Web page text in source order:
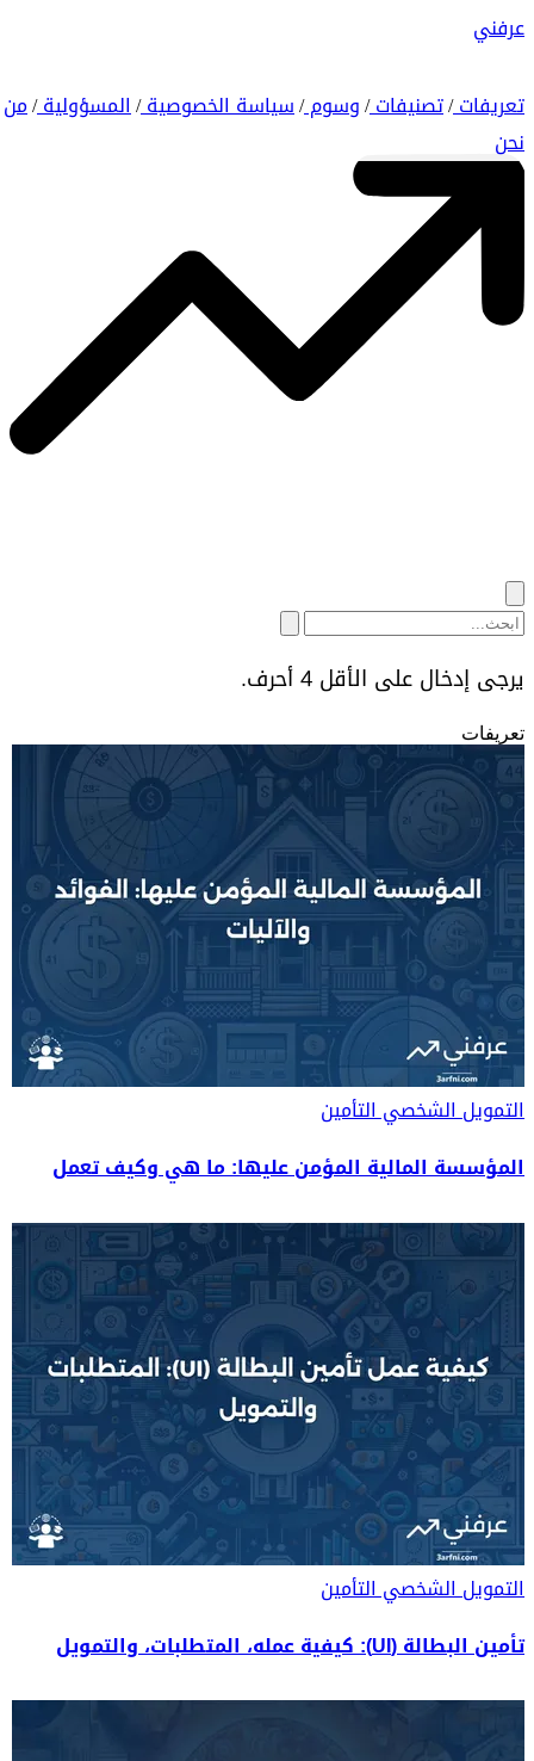
عرفني
تعريفات/ تصنيفات/ وسوم/ سياسة الخصوصية/ المسؤولية/ من
نحن
يرجى إدخال على الأقل 4 أحرف.
تعريفات
التمويل الشخصيالتأمين
المؤسسة المالية المؤمن عليها: ما هي وكيف تعمل
التمويل الشخصيالتأمين
تأمين البطالة (UI): كيفية عمله، المتطلبات، والتمويل